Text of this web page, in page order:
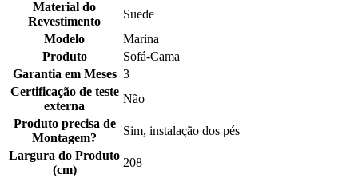
Material do
Revestimento
Suede
Modelo
Marina
Produto
Sofá-Cama
Garantia em Meses 3
Certificação de teste
externa
Não
Produto precisa de
Montagem?
Sim, instalação dos pés
Largura do Produto
(cm)
208